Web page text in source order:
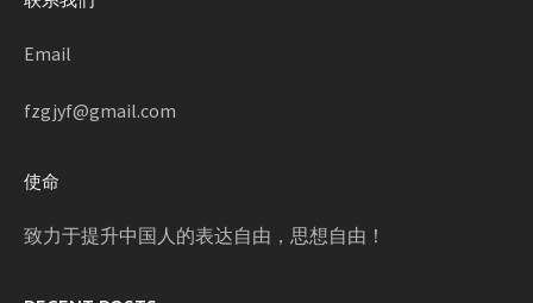
Email
fzgjyf@gmail.com
使命
致力于提升中国人的表达自由，思想自由！